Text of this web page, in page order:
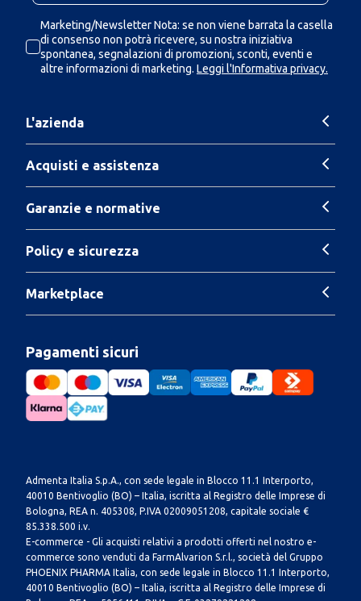
Marketing/Newsletter Nota: se non viene barrata la casella
di consenso non potrà ricevere, su nostra iniziativa
spontanea, segnalazioni di promozioni, sconti, eventi e
altre informazioni di marketing. Leggi l'Informativa privacy.
L'azienda
Acquisti e assistenza
Garanzie e normative
Policy e sicurezza
Marketplace
Pagamenti sicuri
Admenta Italia S.p.A., con sede legale in Blocco 11.1 Interporto,
40010 Bentivoglio (BO) – Italia, iscritta al Registro delle Imprese di
Bologna, REA n. 405308, P.IVA 02009051208, capitale sociale €
85.338.500 i.v.
E-commerce - Gli acquisti relativi a prodotti offerti nel nostro e-
commerce sono venduti da FarmAlvarion S.r.l., società del Gruppo
PHOENIX PHARMA Italia, con sede legale in Blocco 11.1 Interporto,
40010 Bentivoglio (BO) – Italia, iscritta al Registro delle Imprese di